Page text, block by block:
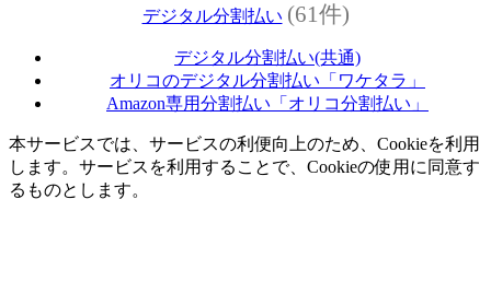
デジタル分割払い (61件)
デジタル分割払い(共通)
オリコのデジタル分割払い「ワケタラ」
Amazon専用分割払い「オリコ分割払い」
本サービスでは、サービスの利便向上のため、Cookieを利用
します。サービスを利用することで、Cookieの使用に同意す
るものとします。